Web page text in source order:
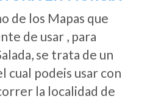
de los Mapas que
de usar , para
se trata de un
cual podeis usar con
la localidad de